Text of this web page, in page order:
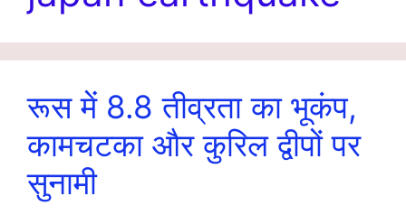
रूस में 8.8 तीव्रता का भूकंप,
कामचटका और कुरिल द्वीपों पर
सुनामी